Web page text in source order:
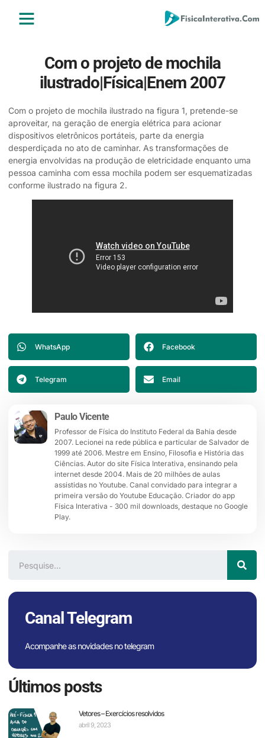
Com o projeto de mochila
ilustrado|Física|Enem 2007
Com o projeto de mochila ilustrado na figura 1, pretende-se
aproveitar, na geração de energia elétrica para acionar
dispositivos eletrônicos portáteis, parte da energia
desperdiçada no ato de caminhar. As transformações de
energia envolvidas na produção de eletricidade enquanto uma
pessoa caminha com essa mochila podem ser esquematizadas
conforme ilustrado na figura 2.
WhatsApp Facebook
Telegram Email
Paulo Vicente
Professor de Física do Instituto Federal da Bahia desde
2007. Lecionei na rede pública e particular de Salvador de
1999 até 2006. Mestre em Ensino, Filosofia e História das
Ciências. Autor do site Física Interativa, ensinando pela
internet desde 2004. Mais de 20 milhões de aulas
assistidas no Youtube. Canal convidado para integrar a
primeira versão do Youtube Educação. Criador do app
Física Interativa - 300 mil downloads, destaque no Google
Play.
Canal Telegram
Acompanhe as novidades no telegram
Últimos posts
Vetores – Exercícios resolvidos
abril 9, 2023